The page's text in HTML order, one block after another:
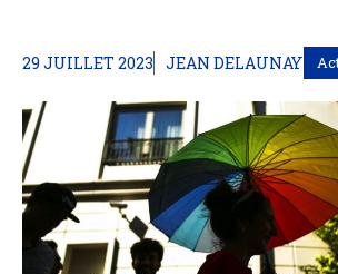
29 JUILLET 2023 JEAN DELAUNAY